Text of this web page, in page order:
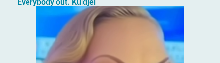
Everybody out. Küldjél